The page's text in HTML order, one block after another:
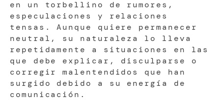
en un torbellino de rumores,
especulaciones y relaciones
tensas. Aunque quiere permanecer
neutral, su naturaleza lo lleva
repetidamente a situaciones en las
que debe explicar, disculparse o
corregir malentendidos que han
surgido debido a su energía de
comunicación.